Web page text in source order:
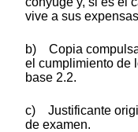
vive a sus
b) Copia
el cumplimiento de
base 2.2.
c) Justificante
de examen.